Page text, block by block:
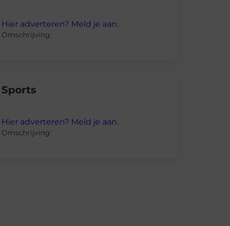
Hier adverteren? Meld je aan.
Omschrijving:
Sports
Hier adverteren? Meld je aan.
Omschrijving: